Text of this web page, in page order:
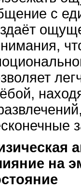
с
на